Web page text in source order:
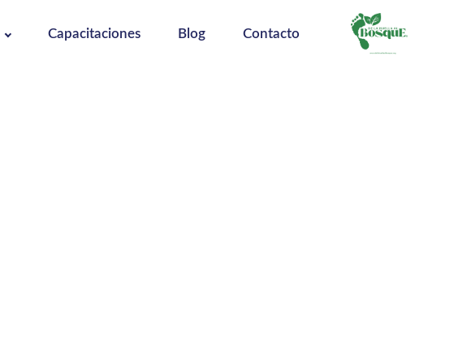
Capacitaciones Blog Contacto